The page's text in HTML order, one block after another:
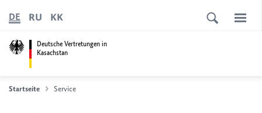
Deutsche Vertretungen in
Kasachstan
DE RU KK
Startseite Service